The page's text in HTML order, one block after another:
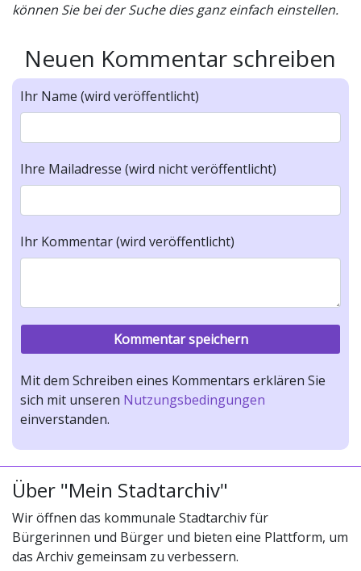
können Sie bei der Suche dies ganz einfach einstellen.
Neuen Kommentar schreiben
Ihr Name (wird veröffentlicht)
Ihre Mailadresse (wird nicht veröffentlicht)
Ihr Kommentar (wird veröffentlicht)
Mit dem Schreiben eines Kommentars erklären Sie
sich mit unseren Nutzungsbedingungen
einverstanden.
Über "Mein Stadtarchiv"
Wir öffnen das kommunale Stadtarchiv für
Bürgerinnen und Bürger und bieten eine Plattform, um
das Archiv gemeinsam zu verbessern.